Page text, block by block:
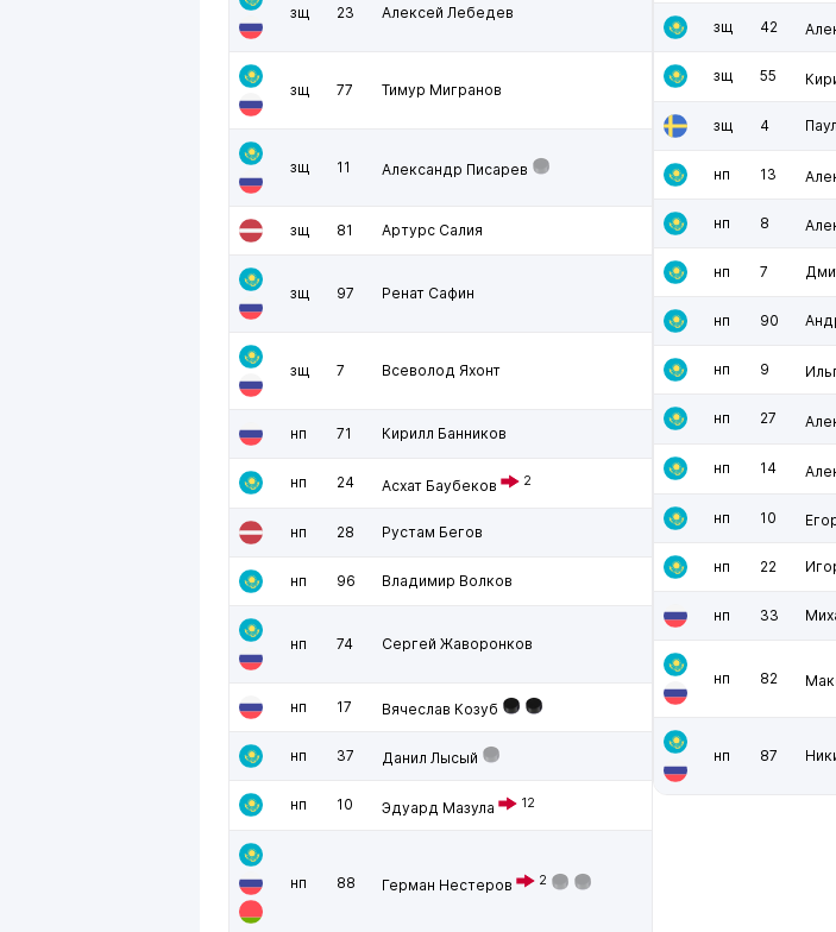
зщ 23 Алексей Лебедев
зщ 77 Тимур Мигранов
зщ 11 Александр Писарев
зщ 81 Артурс Салия
зщ 97 Ренат Сафин
зщ 7 Всеволод Яхонт
нп 71 Кирилл Банников
нп 24 Асхат Баубеков 2
нп 28 Рустам Бегов
нп 96 Владимир Волков
нп 74 Сергей Жаворонков
нп 17 Вячеслав Козуб
нп 37 Данил Лысый
нп 10 Эдуард Мазула 12
нп 88 Герман Нестеров 2
зщ 42
зщ 55
зщ 4
нп 13
нп 8
нп 7
нп 90
нп 9
нп 27
нп 14
нп 10
нп 22
нп 33
нп 82
нп 87